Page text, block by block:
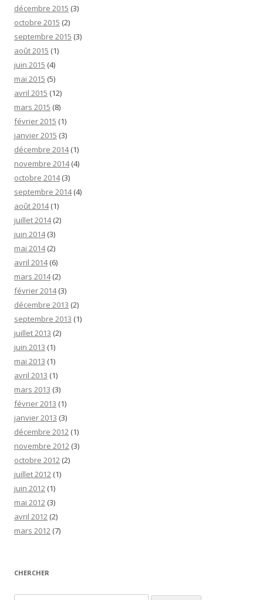
décembre 2015 (3)
octobre 2015 (2)
septembre 2015 (3)
août 2015 (1)
juin 2015 (4)
mai 2015 (5)
avril 2015 (12)
mars 2015 (8)
février 2015 (1)
janvier 2015 (3)
décembre 2014(1)
novembre 2014(4)
octobre 2014(3)
septembre 2014(4)
août 2014(1)
juillet 2014(2)
juin 2014(3)
mai 2014(2)
avril 2014(6)
mars 2014(2)
février 2014(3)
décembre 2013 (2)
septembre 2013 (1)
juillet 2013 (2)
juin 2013 (1)
mai 2013 (1)
avril 2013 (1)
mars 2013 (3)
février 2013 (1)
janvier 2013 (3)
décembre 2012 (1)
novembre 2012 (3)
octobre 2012 (2)
juillet 2012 (1)
juin 2012 (1)
mai 2012 (3)
avril 2012 (2)
mars 2012 (7)
CHERCHER